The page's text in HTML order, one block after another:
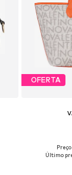
OFERTA
Último